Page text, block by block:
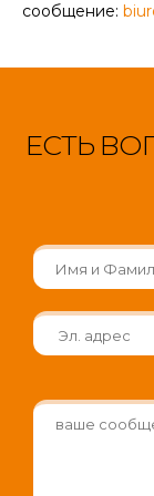
сообщение:
ЕСТЬ